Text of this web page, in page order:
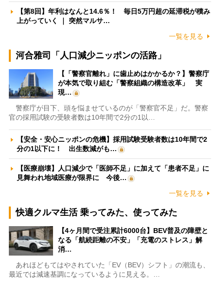
【第8回】年利はなんと14.6％！ 毎日5万円超の延滞税が積み
上がっていく ｜ 突然マルサ…
一覧を見る
河合雅司「人口減少ニッポンの活路」
【「警察官離れ」に歯止めはかかるか？】警察庁
が本気で取り組む「警察組織の構造改革」 実
現…
警察庁が目下、頭を悩ませているのが「警察官不足」だ。警察
官の採用試験の受験者数は10年間で2分の1以…
【安全・安心ニッポンの危機】採用試験受験者数は10年間で2
分の1以下に！ 出生数減がも…
【医療崩壊】人口減少で「医師不足」に加えて「患者不足」に
見舞われ地域医療が限界に 今後…
一覧を見る
快適クルマ生活 乗ってみた、使ってみた
【4ヶ月間で受注累計6000台】BEV普及の障壁と
なる「航続距離の不安」「充電のストレス」解
消…
あれほどもてはやされていた「EV（BEV）シフト」の潮流も、
最近では減速基調になっているように見える。…